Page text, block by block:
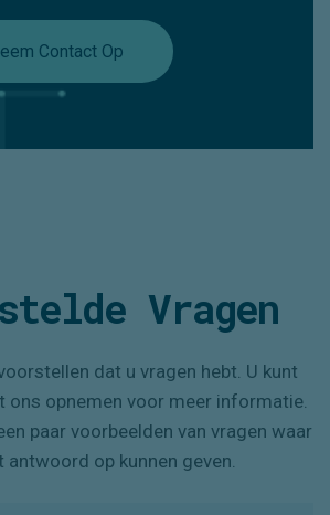
Contact Op
Vragen
dat u vragen hebt. U kunt
opnemen voor meer informatie.
paar voorbeelden van vragen waar
antwoord op kunnen geven.